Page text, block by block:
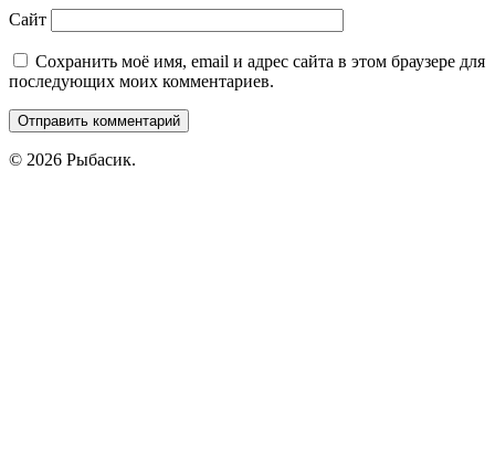
Сайт
Сохранить моё имя, email и адрес сайта в этом браузере для
последующих моих комментариев.
© 2026 Рыбасик.